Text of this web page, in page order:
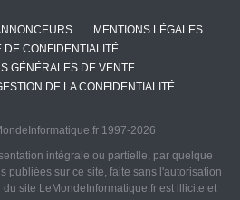
MENTIONS LÉGALES
DE CONFIDENTIALITÉ
GÉNÉRALES DE VENTE
DE LA CONFIDENTIALITÉ
1997-2026
intégrale ou partielle, par quelque
publiées sur ce site, faite sans l'autorisation
site LeMondeInformatique.fr est illicite et